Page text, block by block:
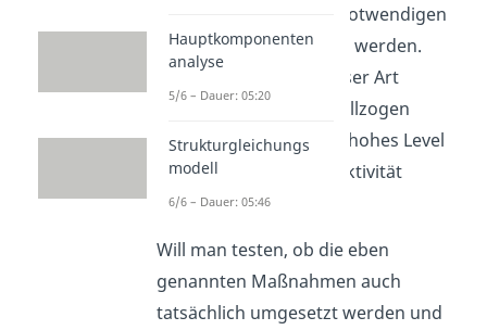
Standardisierung der notwendigen
Interaktionen reduziert werden.
Wenn Maßnahmen dieser Art
eingeführt und auch vollzogen
werden, kann auch ein hohes Level
an Durchführungsobjektivität
garantiert werden.
Will man testen, ob die eben
genannten Maßnahmen auch
tatsächlich umgesetzt werden und
Hauptkomponenten
analyse
5/6 – Dauer: 05:20
Strukturgleichungs
modell
6/6 – Dauer: 05:46